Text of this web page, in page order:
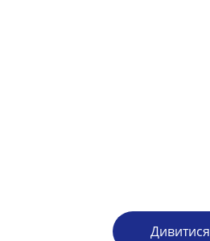
Дивитися